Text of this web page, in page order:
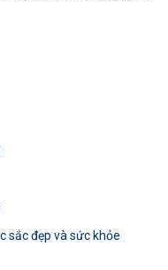
sắc đẹp và sức khỏe